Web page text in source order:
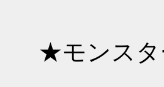
ンスター